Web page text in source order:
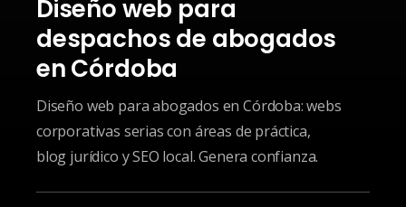
Diseño web para
despachos de abogados
en Córdoba
Diseño web para abogados en Córdoba: webs
corporativas serias con áreas de práctica,
blog jurídico y SEO local. Genera confianza.